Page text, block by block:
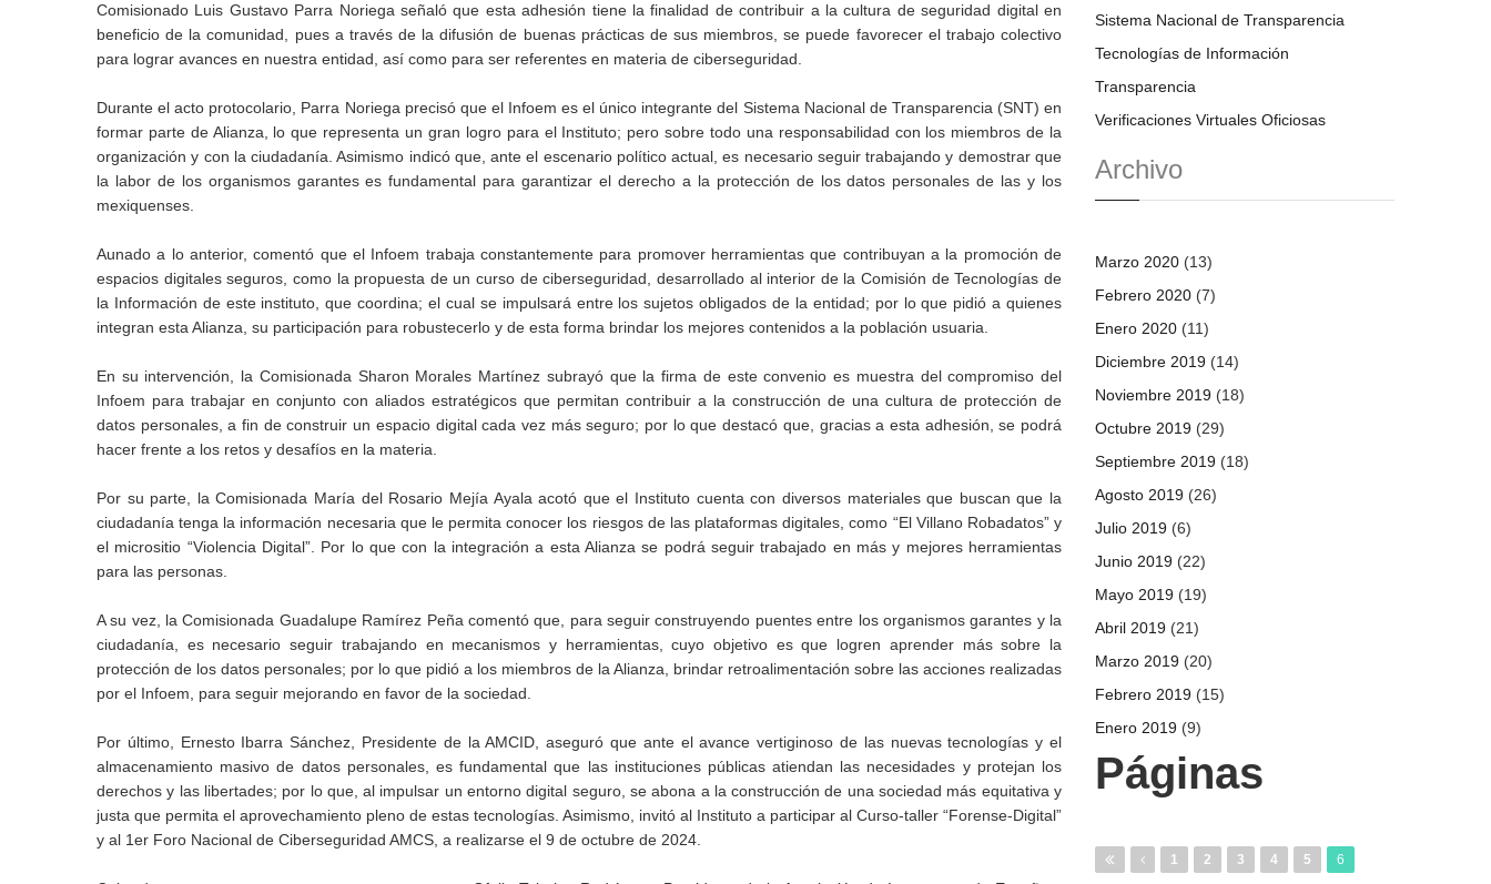
Comisionado Luis Gustavo Parra Noriega señaló que esta adhesión tiene la finalidad de contribuir a la cultura de seguridad digital en
beneficio de la comunidad, pues a través de la difusión de buenas prácticas de sus miembros, se puede favorecer el trabajo colectivo
para lograr avances en nuestra entidad, así como para ser referentes en materia de ciberseguridad.
Durante el acto protocolario, Parra Noriega precisó que el Infoem es el único integrante del Sistema Nacional de Transparencia (SNT) en
formar parte de Alianza, lo que representa un gran logro para el Instituto; pero sobre todo una responsabilidad con los miembros de la
organización y con la ciudadanía. Asimismo indicó que, ante el escenario político actual, es necesario seguir trabajando y demostrar que
la labor de los organismos garantes es fundamental para garantizar el derecho a la protección de los datos personales de las y los
mexiquenses.
Aunado a lo anterior, comentó que el Infoem trabaja constantemente para promover herramientas que contribuyan a la promoción de
espacios digitales seguros, como la propuesta de un curso de ciberseguridad, desarrollado al interior de la Comisión de Tecnologías de
la Información de este instituto, que coordina; el cual se impulsará entre los sujetos obligados de la entidad; por lo que pidió a quienes
integran esta Alianza, su participación para robustecerlo y de esta forma brindar los mejores contenidos a la población usuaria.
En su intervención, la Comisionada Sharon Morales Martínez subrayó que la firma de este convenio es muestra del compromiso del
Infoem para trabajar en conjunto con aliados estratégicos que permitan contribuir a la construcción de una cultura de protección de
datos personales, a fin de construir un espacio digital cada vez más seguro; por lo que destacó que, gracias a esta adhesión, se podrá
hacer frente a los retos y desafíos en la materia.
Por su parte, la Comisionada María del Rosario Mejía Ayala acotó que el Instituto cuenta con diversos materiales que buscan que la
ciudadanía tenga la información necesaria que le permita conocer los riesgos de las plataformas digitales, como “El Villano Robadatos” y
el micrositio “Violencia Digital”. Por lo que con la integración a esta Alianza se podrá seguir trabajado en más y mejores herramientas
para las personas.
A su vez, la Comisionada Guadalupe Ramírez Peña comentó que, para seguir construyendo puentes entre los organismos garantes y la
ciudadanía, es necesario seguir trabajando en mecanismos y herramientas, cuyo objetivo es que logren aprender más sobre la
protección de los datos personales; por lo que pidió a los miembros de la Alianza, brindar retroalimentación sobre las acciones realizadas
por el Infoem, para seguir mejorando en favor de la sociedad.
Por último, Ernesto Ibarra Sánchez, Presidente de la AMCID, aseguró que ante el avance vertiginoso de las nuevas tecnologías y el
almacenamiento masivo de datos personales, es fundamental que las instituciones públicas atiendan las necesidades y protejan los
derechos y las libertades; por lo que, al impulsar un entorno digital seguro, se abona a la construcción de una sociedad más equitativa y
justa que permita el aprovechamiento pleno de estas tecnologías. Asimismo, invitó al Instituto a participar al Curso-taller “Forense-Digital”
y al 1er Foro Nacional de Ciberseguridad AMCS, a realizarse el 9 de octubre de 2024.
Sistema Nacional de Transparencia
Tecnologías de Información
Transparencia
Verificaciones Virtuales Oficiosas
Archivo
Marzo 2020 (13)
Febrero 2020 (7)
Enero 2020 (11)
Diciembre 2019 (14)
Noviembre 2019 (18)
Octubre 2019 (29)
Septiembre 2019 (18)
Agosto 2019 (26)
Julio 2019 (6)
Junio 2019 (22)
Mayo 2019 (19)
Abril 2019 (21)
Marzo 2019 (20)
Febrero 2019 (15)
Enero 2019 (9)
Páginas
1 2 3 4 5 6